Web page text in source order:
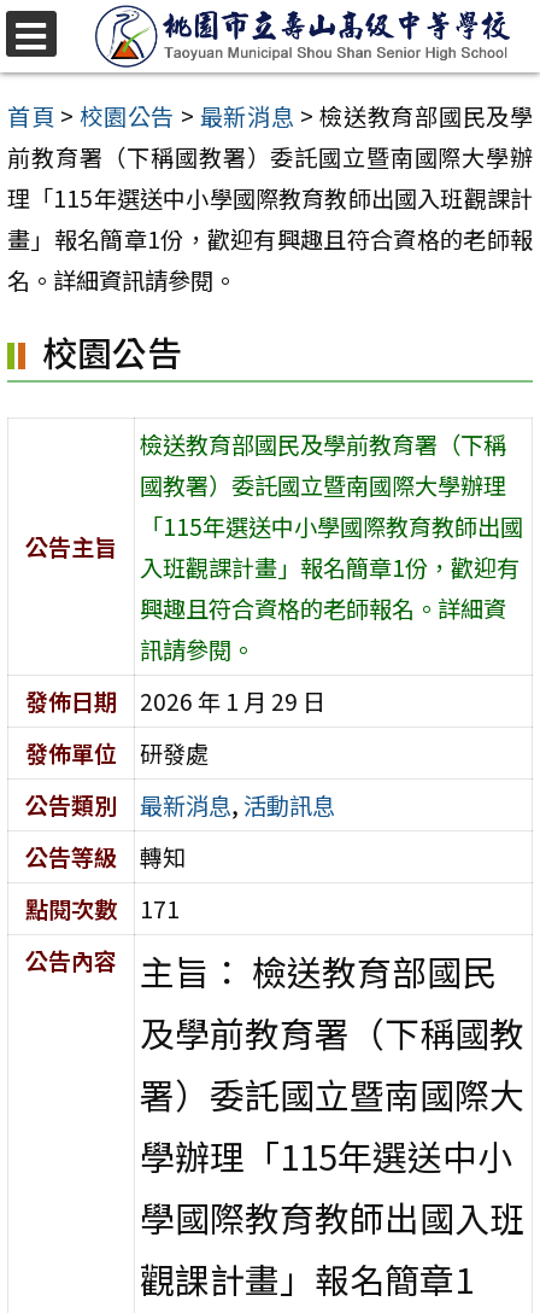
跳
至
主
要
內
容
區
首頁 > 校園公告 > 最新消息 > 檢送教育部國民及學
前教育署（下稱國教署）委託國立暨南國際大學辦
理「115年選送中小學國際教育教師出國入班觀課計
畫」報名簡章1份，歡迎有興趣且符合資格的老師報
名。詳細資訊請參閱。
校園公告
公告主旨
檢送教育部國民及學前教育署（下稱
國教署）委託國立暨南國際大學辦理
「115年選送中小學國際教育教師出國
入班觀課計畫」報名簡章1份，歡迎有
興趣且符合資格的老師報名。詳細資
訊請參閱。
發佈日期
2026 年 1 月 29 日
發佈單位
研發處
公告類別
最新消息, 活動訊息
公告等級
轉知
點閱次數
171
公告內容
主旨： 檢送教育部國民
及學前教育署（下稱國教
署）委託國立暨南國際大
學辦理「115年選送中小
學國際教育教師出國入班
觀課計畫」報名簡章1
選
單